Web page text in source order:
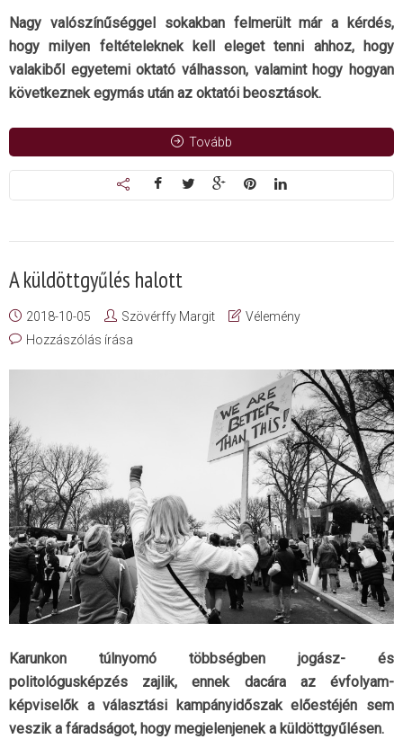
Nagy valószínűséggel sokakban felmerült már a kérdés,
hogy milyen feltételeknek kell eleget tenni ahhoz, hogy
valakiből egyetemi oktató válhasson, valamint hogy hogyan
következnek egymás után az oktatói beosztások.
Tovább
A küldöttgyűlés halott
2018-10-05 Szövérffy Margit
Vélemény
Hozzászólás írása
Karunkon túlnyomó többségben jogász- és
politológusképzés zajlik, ennek dacára az évfolyam-
képviselők a választási kampányidőszak előestéjén sem
veszik a fáradságot, hogy megjelenjenek a küldöttgyűlésen.